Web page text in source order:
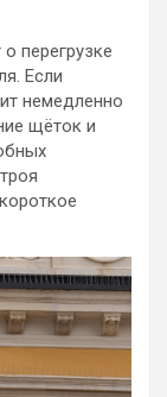
перегрузке
Если
немедленно
щёток и